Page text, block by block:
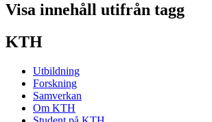
Visa innehåll utifrån tagg
KTH
Utbildning
Forskning
Samverkan
Om KTH